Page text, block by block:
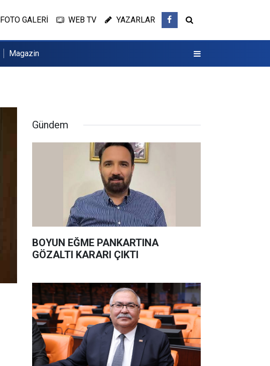
FOTO GALERİ WEB TV YAZARLAR
Magazin
Gündem
BOYUN EĞME PANKARTINA
GÖZALTI KARARI ÇIKTI